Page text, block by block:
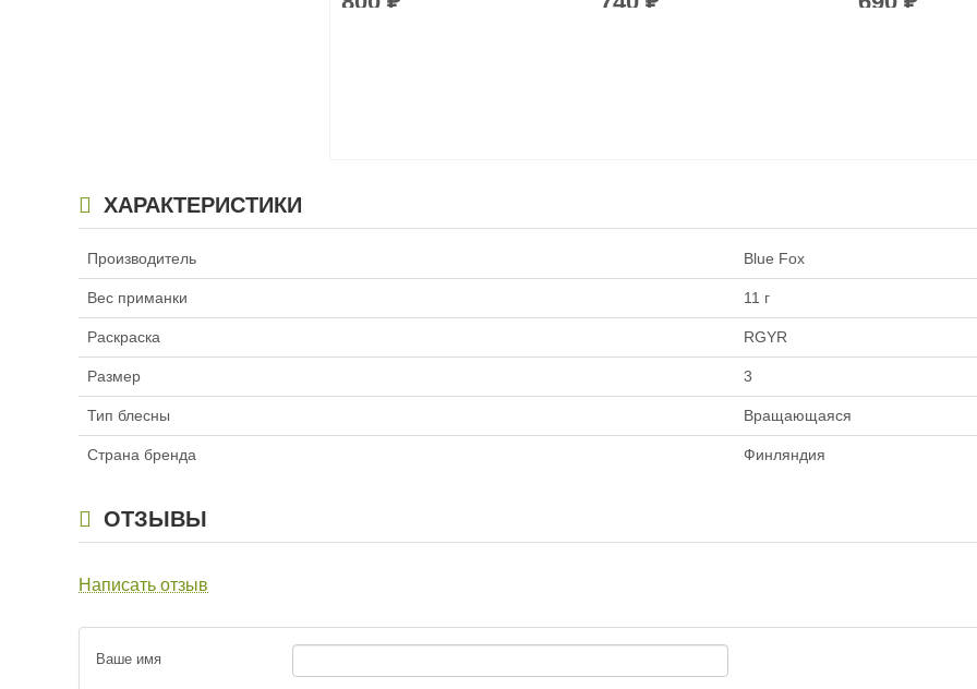
ХАРАКТЕРИСТИКИ
Производитель Blue Fox
Вес приманки 11 г
Раскраска RGYR
Размер 3
Тип блесны Вращающаяся
Страна бренда Финляндия
ОТЗЫВЫ
Написать отзыв
Ваше имя